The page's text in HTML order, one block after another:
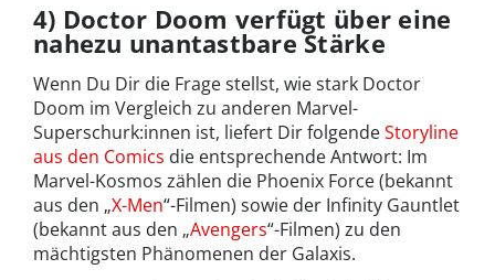
4) Doctor Doom verfügt über eine
nahezu unantastbare Stärke
Wenn Du Dir die Frage stellst, wie stark Doctor
Doom im Vergleich zu anderen Marvel-
Superschurk:innen ist, liefert Dir folgendeStoryline
aus den Comics die entsprechende Antwort: Im
Marvel-Kosmos zählen die Phoenix Force (bekannt
aus den „X-Men“-Filmen) sowie der Infinity Gauntlet
(bekannt aus den „Avengers“-Filmen) zu den
mächtigsten Phänomenen der Galaxis.